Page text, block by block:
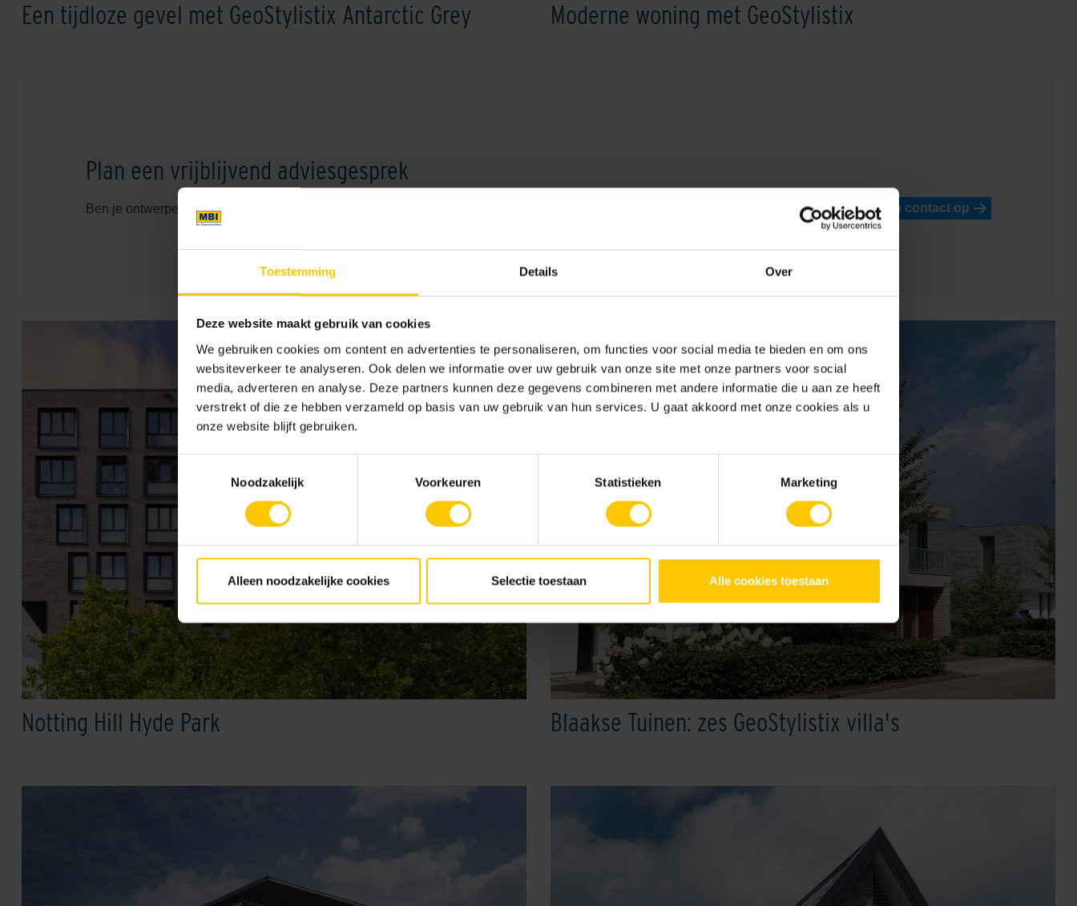
Toestemming Details Over
Deze website maakt gebruik van cookies
We gebruiken cookies om content en advertenties te personaliseren, om functies voor social media te bieden en om ons
websiteverkeer te analyseren. Ook delen we informatie over uw gebruik van onze site met onze partners voor social
media, adverteren en analyse. Deze partners kunnen deze gegevens combineren met andere informatie die u aan ze heeft
verstrekt of die ze hebben verzameld op basis van uw gebruik van hun services. U gaat akkoord met onze cookies als u
onze website blijft gebruiken.
Noodzakelijk
Voorkeuren Statistieken Marketing
Alleen noodzakelijke cookies Selectie toestaan Alle cookies toestaan
Een tijdloze gevel met GeoStylistix Antarctic Grey Moderne woning met GeoStylistix
Plan een vrijblijvend adviesgesprek
Ben je ontwerper? Plan eenvoudig een adviesgesprek in met één van onze specialisten. Neem contact op
Notting Hill Hyde Park Blaakse Tuinen: zes GeoStylistix villa's